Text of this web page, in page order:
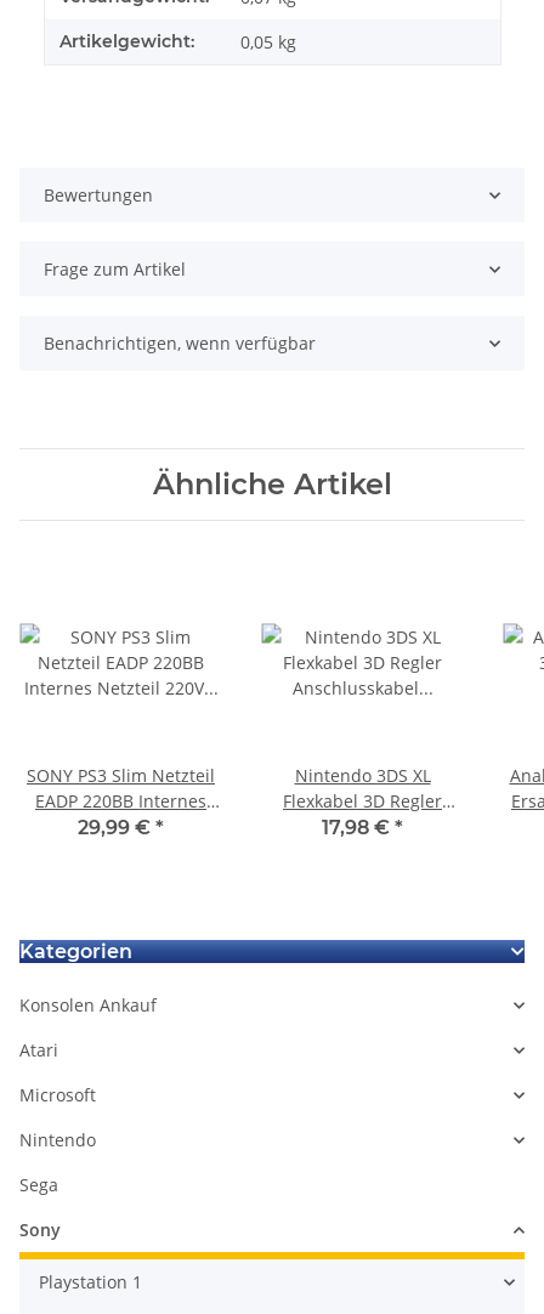
Artikelgewicht: 0,05 kg
Bewertungen
Frage zum Artikel
Benachrichtigen, wenn verfügbar
Ähnliche Artikel
SONY PS3 Slim Netzteil
EADP 220BB Internes
Netzteil 220V gebraucht
29,99 € *
Nintendo 3DS XL
Flexkabel 3D Regler
Anschlusskabel für
17,98 € *
Kategorien
Konsolen Ankauf
Atari
Microsoft
Nintendo
Sega
Sony
Playstation 1